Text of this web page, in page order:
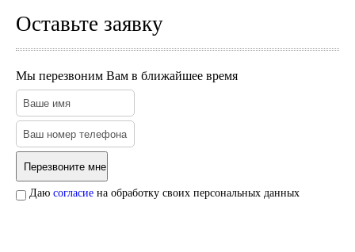
Курны в хамам
Раковины латунные и медные
Медные тазы и ведра
Аксессуары в хамам
Текстиль для хамама
Плитка Марокко
Двери Марокко
Бабуши тапочки
Оставьте заявку
Мы перезвоним Вам в ближайшее время
Даю согласие на обработку своих персональных данных